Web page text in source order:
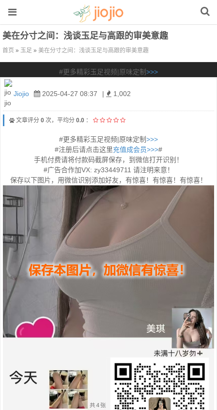
美在分寸之间：浅谈玉足与高跟的审美意趣
首页 » 玉足 » 美在分寸之间：浅谈玉足与高跟的审美意趣
#更多精彩玉足视频|原味定制>>>
Jiojio 2025-04-27 08:37 | 1,002
文章评分 0 次，平均分 0.0 ：
#更多精彩玉足视频|原味定制>>>
#注册后请点击这里充值成会员>>>#
手机付费请将付款码截屏保存，到微信打开识别！
#广告合作加VX: zy33449711 请注明来意！
保存以下图片，用微信识别添加好友，有惊喜！有惊喜！有惊喜！